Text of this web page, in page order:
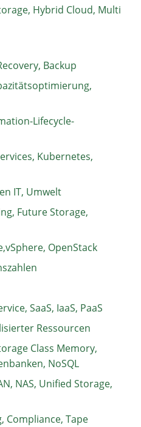
Hybrid Cloud, Multi
Backup
Lifecycle-
Kubernetes,
IT, Umwelt
Future Storage,
OpenStack
SaaS, IaaS, PaaS
Ressourcen
Class Memory,
NoSQL
NAS, Unified Storage,
Compliance, Tape